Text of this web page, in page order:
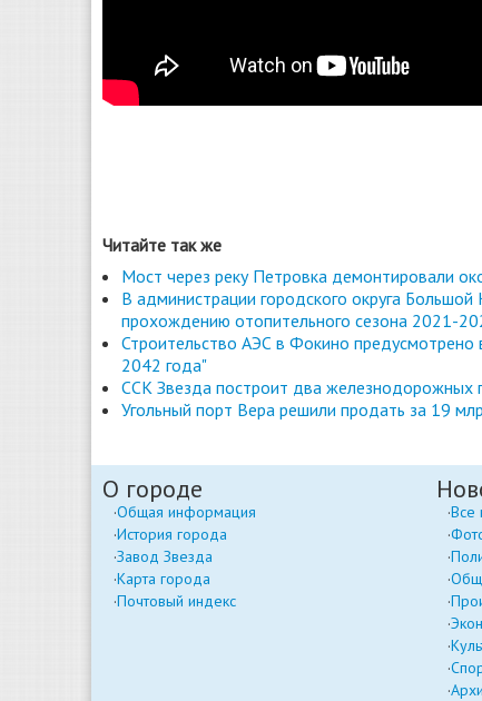
Читайте так же
Мост через реку Петровка демонтировали
В администрации городского округа
прохождению отопительного сезона 2021-
Строительство АЭС в Фокино предусмотрено
2042 года"
ССК Звезда построит два железнодорожных
Угольный порт Вера решили продать за 19
О городе
Общая информация
История города
Завод Звезда
Карта города
Почтовый индекс
Все